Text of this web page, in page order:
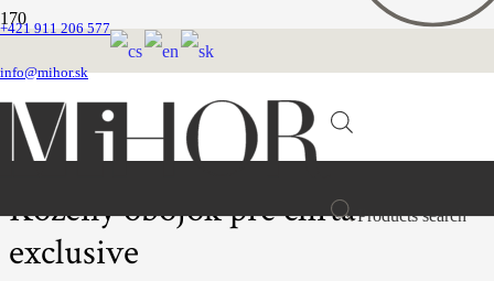
+421 911 206 577
info@mihor.sk
Products search
Domovská stránka
Chrtie obojky
Kožený obojok pre chrta exclusive
Kožený obojok pre chrta
exclusive